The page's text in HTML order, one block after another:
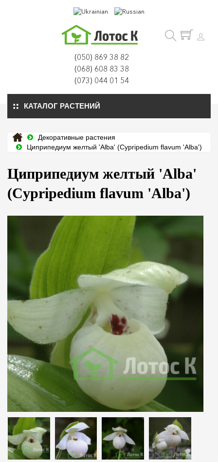
(050) 869 38 82
(068) 608 83 38
(073) 044 01 54
КАТАЛОГ РАСТЕНИЙ
Декоративные растения
Циприпедиум желтый 'Alba' (Cypripedium flavum 'Alba')
Циприпедиум желтый 'Alba'
(Cypripedium flavum 'Alba')